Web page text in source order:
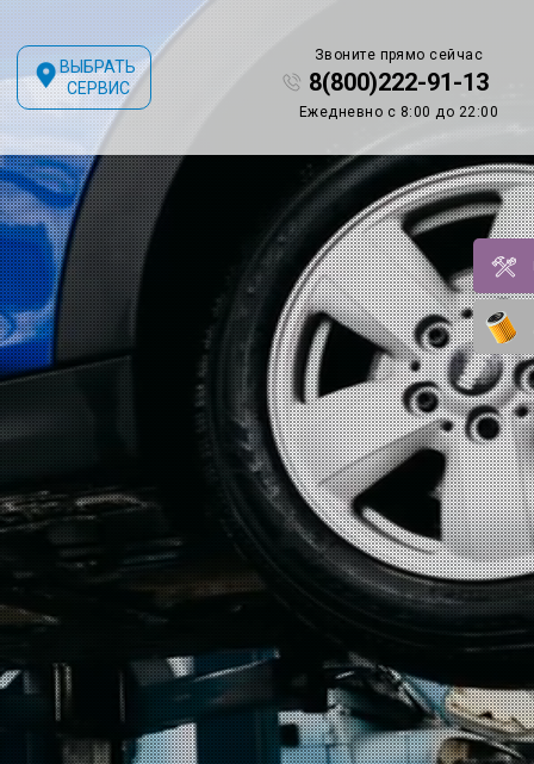
ВЫБРАТЬ
СЕРВИС
Звоните прямо сейчас
8(800)222-91-13
Ежедневно с 8:00 до 22:00